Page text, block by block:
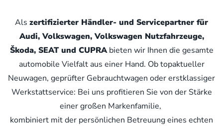
Als zertifizierter Händler- und Servicepartner für
Audi, Volkswagen, Volkswagen Nutzfahrzeuge,
Škoda, SEAT und CUPRAbieten wir Ihnen die gesamte
automobile Vielfalt aus einer Hand. Ob topaktueller
Neuwagen, geprüfter Gebrauchtwagen oder erstklassiger
Werkstattservice: Bei uns profitieren Sie von der Stärke
einer großen Markenfamilie,
kombiniert mit der persönlichen Betreuung eines echten